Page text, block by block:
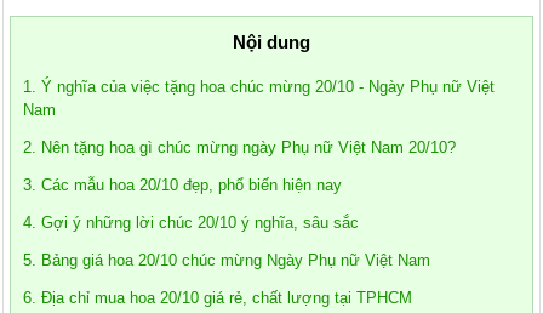
Nội dung
1. Ý nghĩa của việc tặng hoa chúc mừng 20/10 - Ngày Phụ nữ Việt
Nam
2. Nên tặng hoa gì chúc mừng ngày Phụ nữ Việt Nam 20/10?
3. Các mẫu hoa 20/10 đẹp, phổ biến hiện nay
4. Gợi ý những lời chúc 20/10 ý nghĩa, sâu sắc
5. Bảng giá hoa 20/10 chúc mừng Ngày Phụ nữ Việt Nam
6. Địa chỉ mua hoa 20/10 giá rẻ, chất lượng tại TPHCM